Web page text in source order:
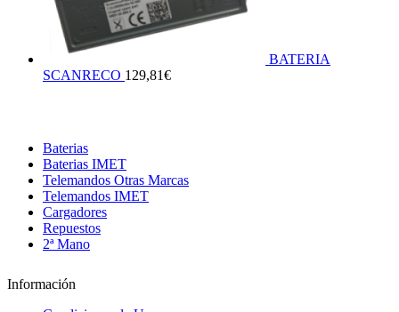
BATERIA
SCANRECO 129,81€
Baterias
Baterias IMET
Telemandos Otras Marcas
Telemandos IMET
Cargadores
Repuestos
2ª Mano
Información